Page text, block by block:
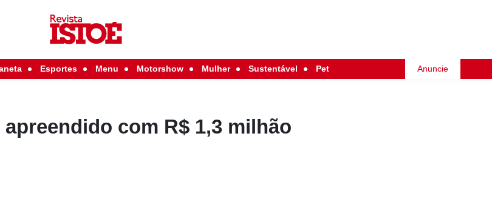
Esportes Menu Motorshow Mulher Sustentável Pet Anuncie
com R$ 1,3 milhão